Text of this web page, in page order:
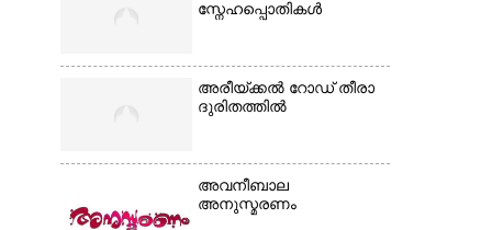
സ്നേഹപ്പൊതികൾ
അരീയ്ക്കൽ റോഡ് തീരാ
ദുരിതത്തിൽ
അവനീബാല
അനുസ്മരണം